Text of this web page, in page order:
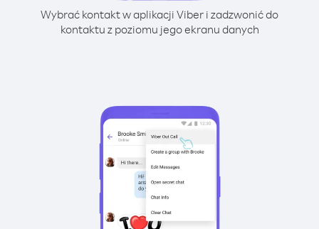
Wybrać kontakt w aplikacji Viber i zadzwonić do
kontaktu z poziomu jego ekranu danych